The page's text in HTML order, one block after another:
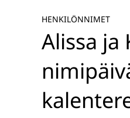
HENKILÖNNIMET
Alissa ja